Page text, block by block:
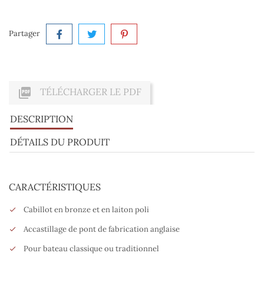
Partager
 TÉLÉCHARGER LE PDF
DESCRIPTION
DÉTAILS DU PRODUIT
CARACTÉRISTIQUES
Cabillot en bronze et en laiton poli
Accastillage de pont de fabrication anglaise
Pour bateau classique ou traditionnel